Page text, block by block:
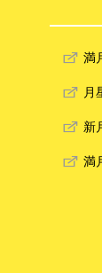
満
月
新
満